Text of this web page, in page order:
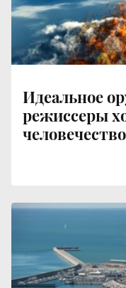
Идеальное
режиссеры
человечество